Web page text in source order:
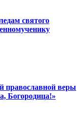
святого
православной веры
Богородица!»